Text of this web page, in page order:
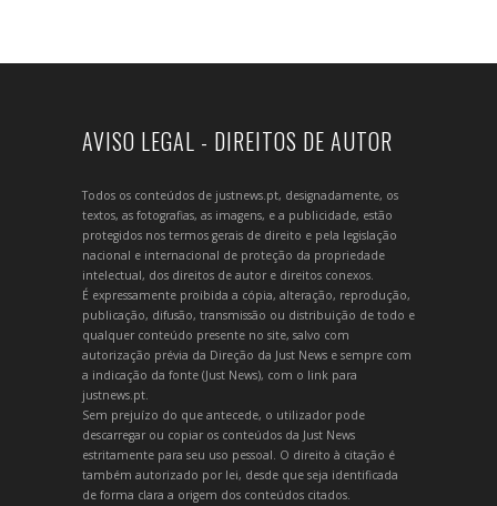
AVISO LEGAL - DIREITOS DE AUTOR
Todos os conteúdos de justnews.pt, designadamente, os
textos, as fotografias, as imagens, e a publicidade, estão
protegidos nos termos gerais de direito e pela legislação
nacional e internacional de proteção da propriedade
intelectual, dos direitos de autor e direitos conexos.
É expressamente proibida a cópia, alteração, reprodução,
publicação, difusão, transmissão ou distribuição de todo e
qualquer conteúdo presente no site, salvo com
autorização prévia da Direção da Just News e sempre com
a indicação da fonte (Just News), com o link para
justnews.pt.
Sem prejuízo do que antecede, o utilizador pode
descarregar ou copiar os conteúdos da Just News
estritamente para seu uso pessoal. O direito à citação é
também autorizado por lei, desde que seja identificada
de forma clara a origem dos conteúdos citados.